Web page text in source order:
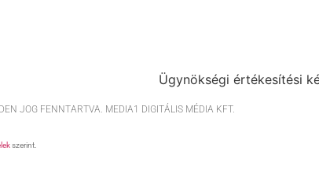
Ügynökségi értékesítési
JOG FENNTARTVA. MEDIA1 DIGITÁLIS MÉDIA KFT.
szerint.